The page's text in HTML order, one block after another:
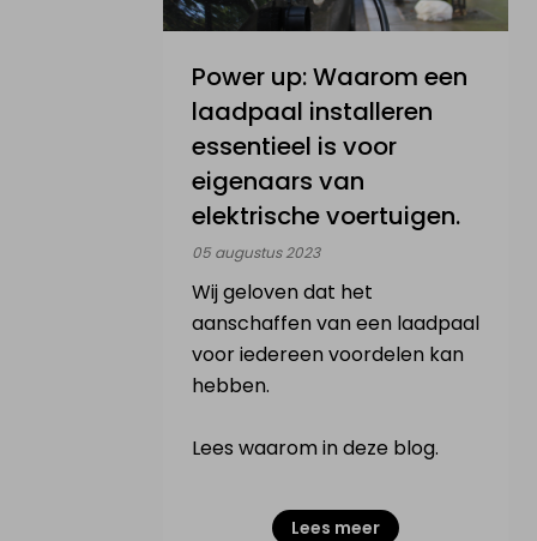
Power up: Waarom een
laadpaal installeren
essentieel is voor
eigenaars van
elektrische voertuigen.
05 augustus 2023
Wij geloven dat het
aanschaffen van een laadpaal
voor iedereen voordelen kan
hebben.
Lees waarom in deze blog.
Lees meer